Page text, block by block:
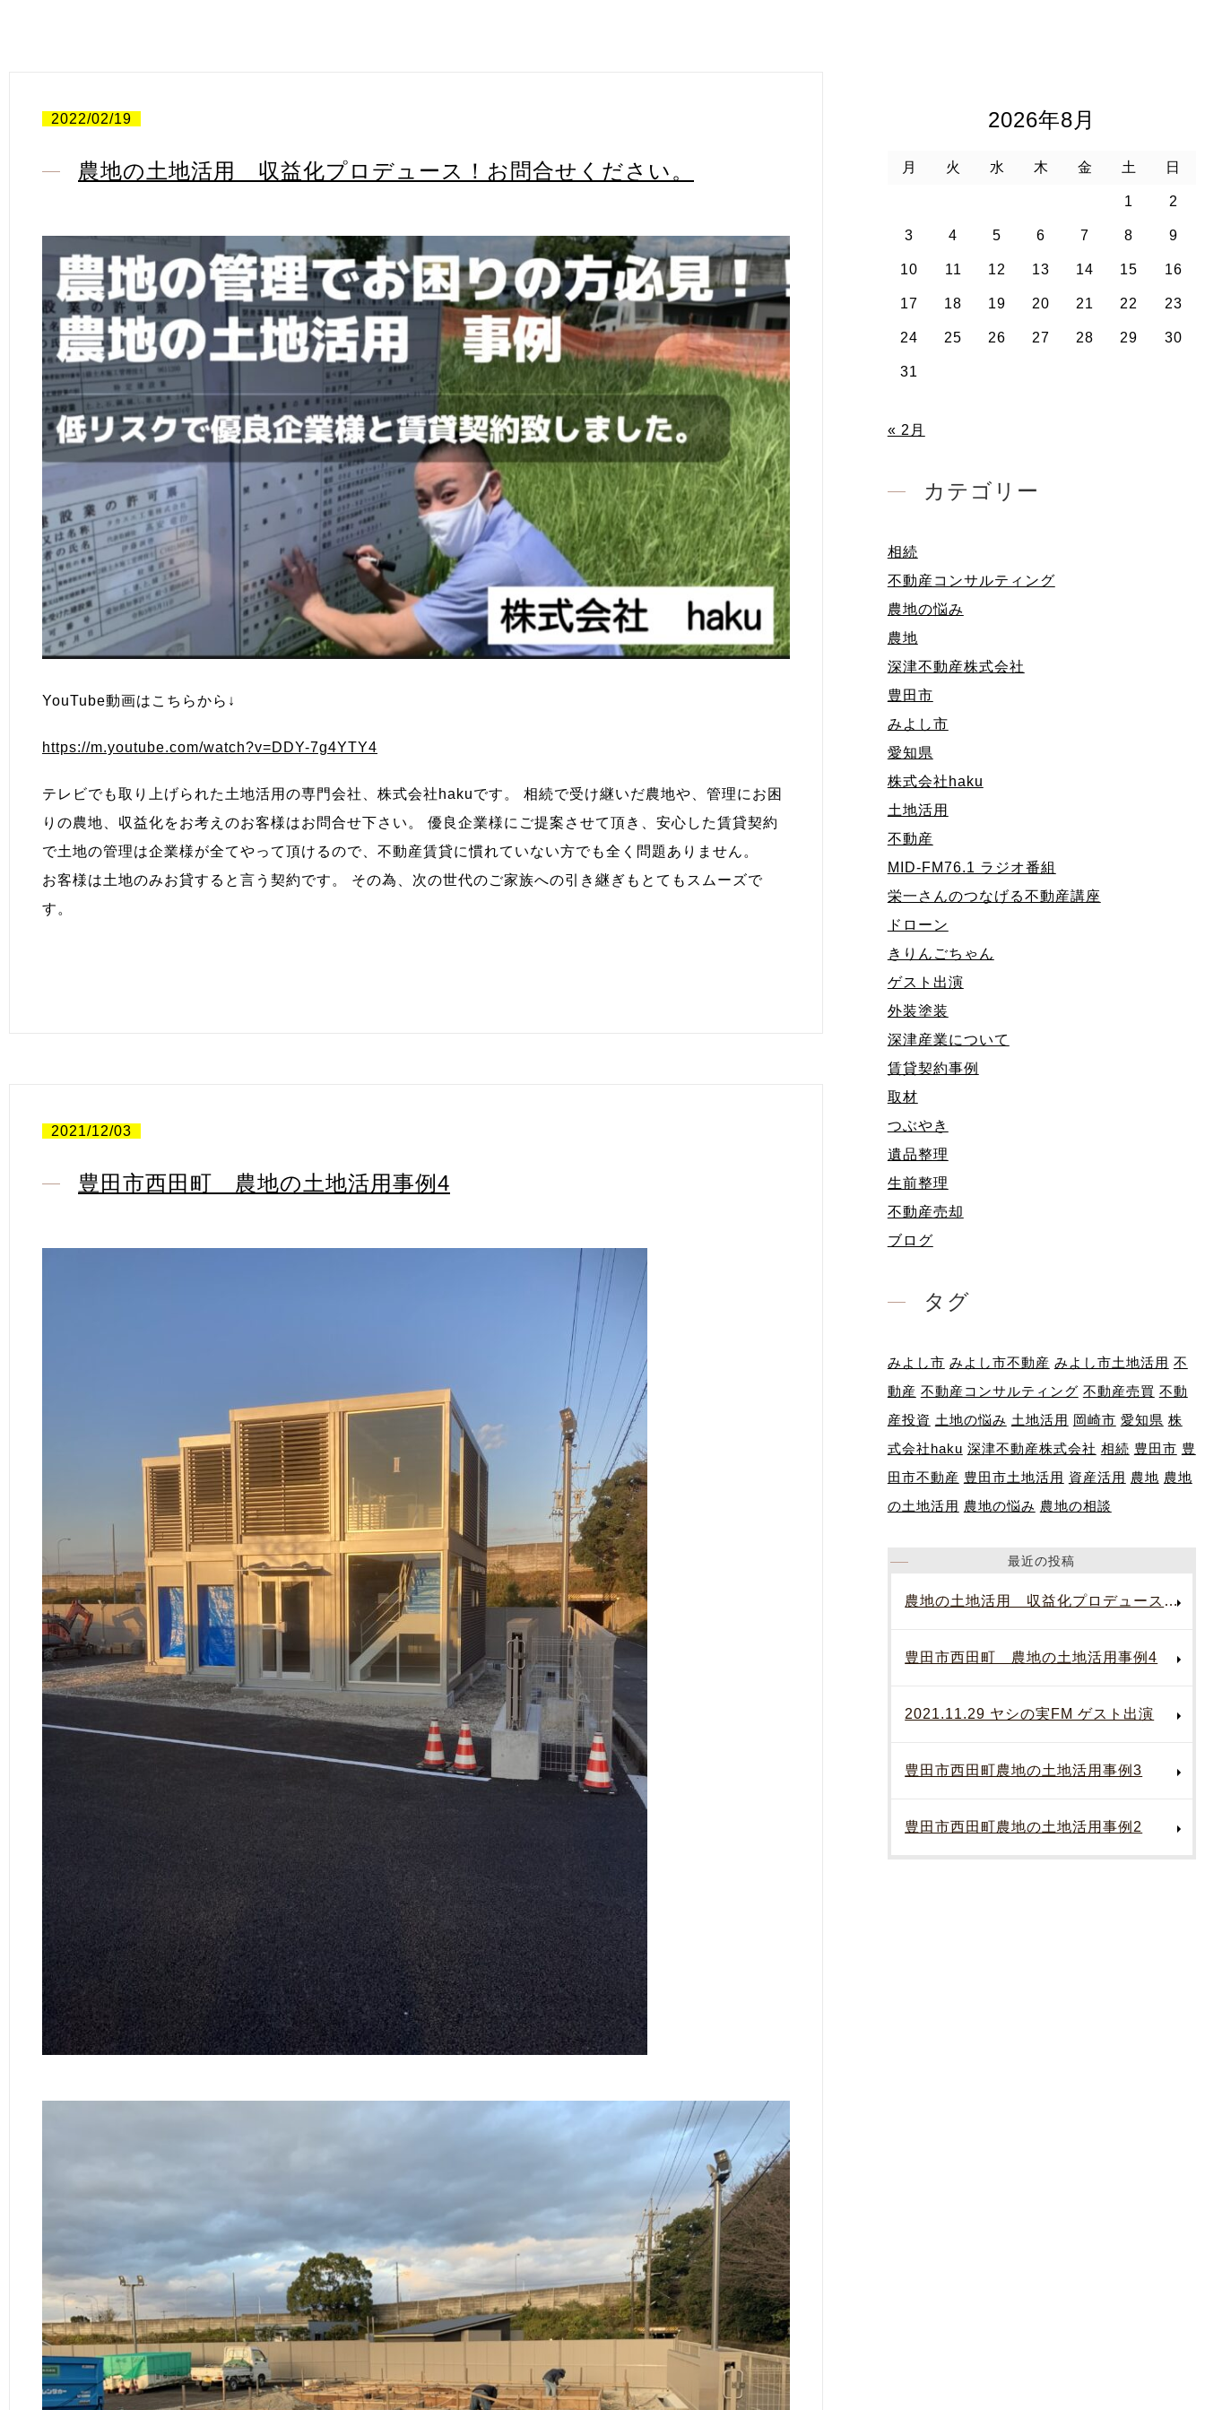
2022/02/19
農地の土地活用 収益化プロデュース！お問合せください。
YouTube動画はこちらから↓
https://m.youtube.com/watch?v=DDY-7g4YTY4
テレビでも取り上げられた土地活用の専門会社、株式会社hakuです。 相続で受け継いだ農地や、管理にお困
りの農地、収益化をお考えのお客様はお問合せ下さい。 優良企業様にご提案させて頂き、安心した賃貸契約
で土地の管理は企業様が全てやって頂けるので、不動産賃貸に慣れていない方でも全く問題ありません。
お客様は土地のみお貸すると言う契約です。 その為、次の世代のご家族への引き継ぎもとてもスムーズで
す。
2021/12/03
豊田市西田町 農地の土地活用事例4
2026年8月
月 火 水 木 金 土 日
1 2
3 4 5 6 7 8 9
10 11 12 13 14 15 16
17 18 19 20 21 22 23
24 25 26 27 28 29 30
31
« 2月
カテゴリー
相続
不動産コンサルティング
農地の悩み
農地
深津不動産株式会社
豊田市
みよし市
愛知県
株式会社haku
土地活用
不動産
MID-FM76.1 ラジオ番組
栄一さんのつなげる不動産講座
ドローン
きりんごちゃん
ゲスト出演
外装塗装
深津産業について
賃貸契約事例
取材
つぶやき
遺品整理
生前整理
不動産売却
ブログ
タグ
みよし市 みよし市不動産 みよし市土地活用 不
動産 不動産コンサルティング 不動産売買 不動
産投資 土地の悩み 土地活用 岡崎市 愛知県 株
式会社haku 深津不動産株式会社 相続 豊田市 豊
田市不動産 豊田市土地活用 資産活用 農地 農地
の土地活用 農地の悩み 農地の相談
最近の投稿
農地の土地活用 収益化プロデュース！お問合せください。
豊田市西田町 農地の土地活用事例4
2021.11.29 ヤシの実FM ゲスト出演
豊田市西田町農地の土地活用事例3
豊田市西田町農地の土地活用事例2